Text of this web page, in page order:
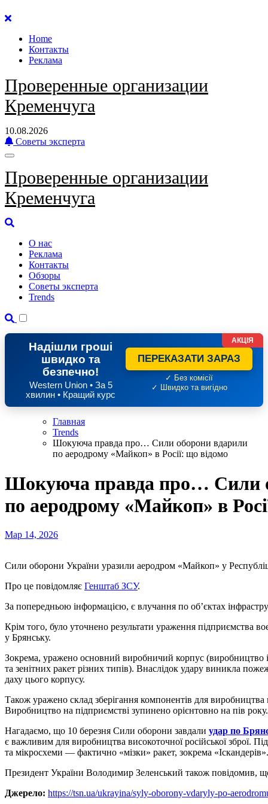
Перейти
содержанию
Home
Контакты
Реклама
Проверенные организации
Кременчуга
10.08.2026
Советы эксперта
Проверенные организации
Кременчуга
О нас
Реклама
Контакты
Обзоры
Советы эксперта
Trends
Надішли гроші
швидко та
безпечно!
Western Union • За 5
хвилин • Кращий курс
ПЕРЕКАЗАТИ ЗАРАЗ
✓ Без комісії
✓ Швидко та вигідно
АКЦІЯ
Главная
Trends
Шокуюча правда про… Сили оборони вдарили
по аеродрому «Майкоп» в Росії: що відомо
Шокуюча правда про… Сили
по аеродрому «Майкоп» в
Мар 14, 2026
Сили оборони України уразили аеродром «Майкоп» у
Про це повідомляє Генштаб ЗСУ.
За попередньою інформацією, є влучання по об’єктах
Крім того, було уточнено результати ураження підприємства
у Брянську.
Зокрема, уражено основний виробничий корпус (виробництво
та зенітних ракет різних типів). Внаслідок удару виникла
даху цього корпусу.
Також уражено склад зберігання компонентів для
Виробництво на підприємстві зупинено орієнтовно на пів року.
Нагадаємо, що 10 березня Сили оборони завдали удар по
є важливим для виробництва високоточної російської зброї.
та мікросхеми — фактично «мізки» ракет, зокрема «Іскандерів».
Президент України Володимир Зеленський також повідомив,
Джерело: https://tsn.ua/ukrayina/syly-oborony-vdaryly-po-